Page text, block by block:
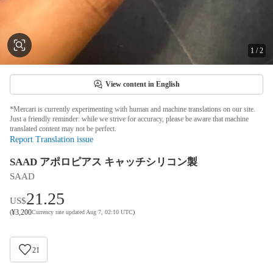
1 /2
View content in English
*Mercari is currently experimenting with human and machine translations on our site.
Just a friendly reminder: while we strive for accuracy, please be aware that machine
translated content may not be perfect.
Report Translation issue
SAAD アポロピアス キャッチシリコン製
SAAD
US$21.25
(¥3,200Currency rate updated Aug 7, 02:10 UTC)
21